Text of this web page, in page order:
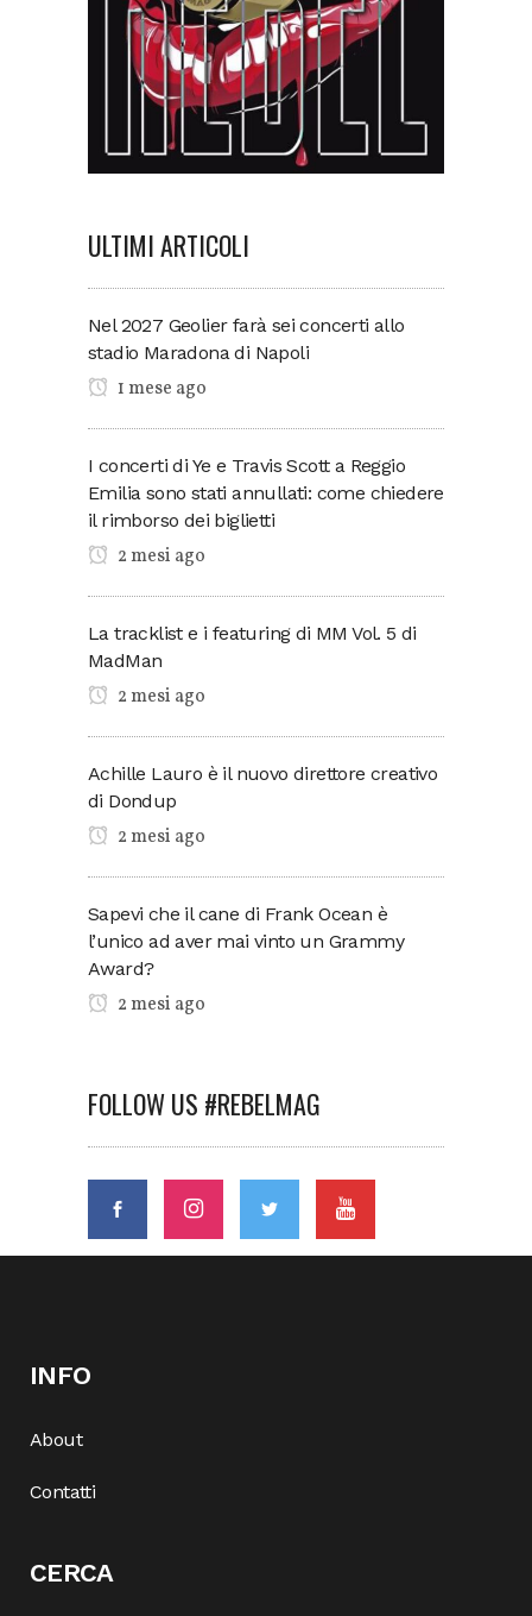
ULTIMI ARTICOLI
Nel 2027 Geolier farà sei concerti allo
stadio Maradona di Napoli
1 mese ago
I concerti di Ye e Travis Scott a Reggio
Emilia sono stati annullati: come chiedere
il rimborso dei biglietti
2 mesi ago
La tracklist e i featuring di MM Vol. 5 di
MadMan
2 mesi ago
Achille Lauro è il nuovo direttore creativo
di Dondup
2 mesi ago
Sapevi che il cane di Frank Ocean è
l’unico ad aver mai vinto un Grammy
Award?
2 mesi ago
FOLLOW US #REBELMAG
INFO
About
Contatti
CERCA